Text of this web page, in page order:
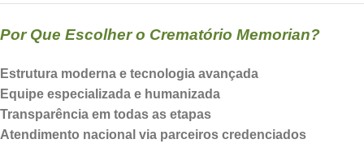
Por Que Escolher o Crematório Memorian?
Estrutura moderna e tecnologia avançada
Equipe especializada e humanizada
Transparência em todas as etapas
Atendimento nacional via parceiros credenciados